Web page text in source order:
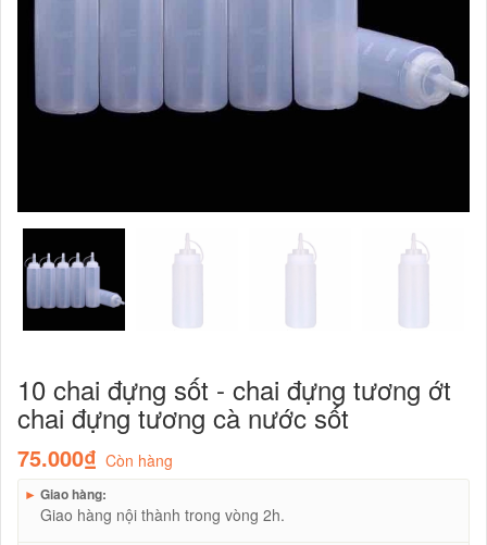
10 chai đựng sốt - chai đựng tương ớt
chai đựng tương cà nước sốt
75.000₫ Còn hàng
► Giao hàng:
Giao hàng nội thành trong vòng 2h.